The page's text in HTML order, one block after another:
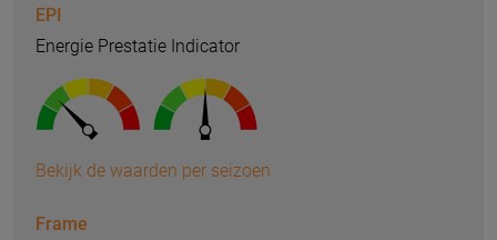
EPI
Energie Prestatie Indicator
Bekijk de waarden per seizoen
Frame